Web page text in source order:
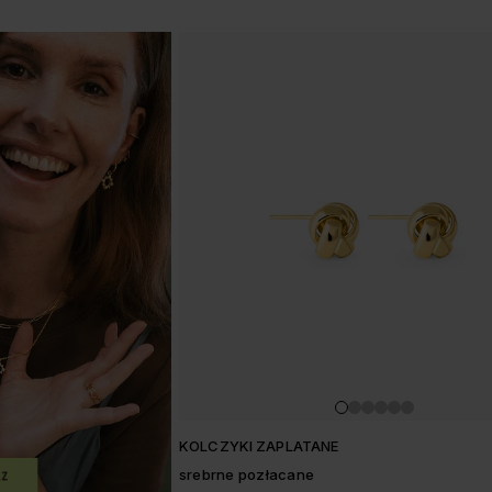
KOLCZYKI ZAPLATANE
srebrne pozłacane